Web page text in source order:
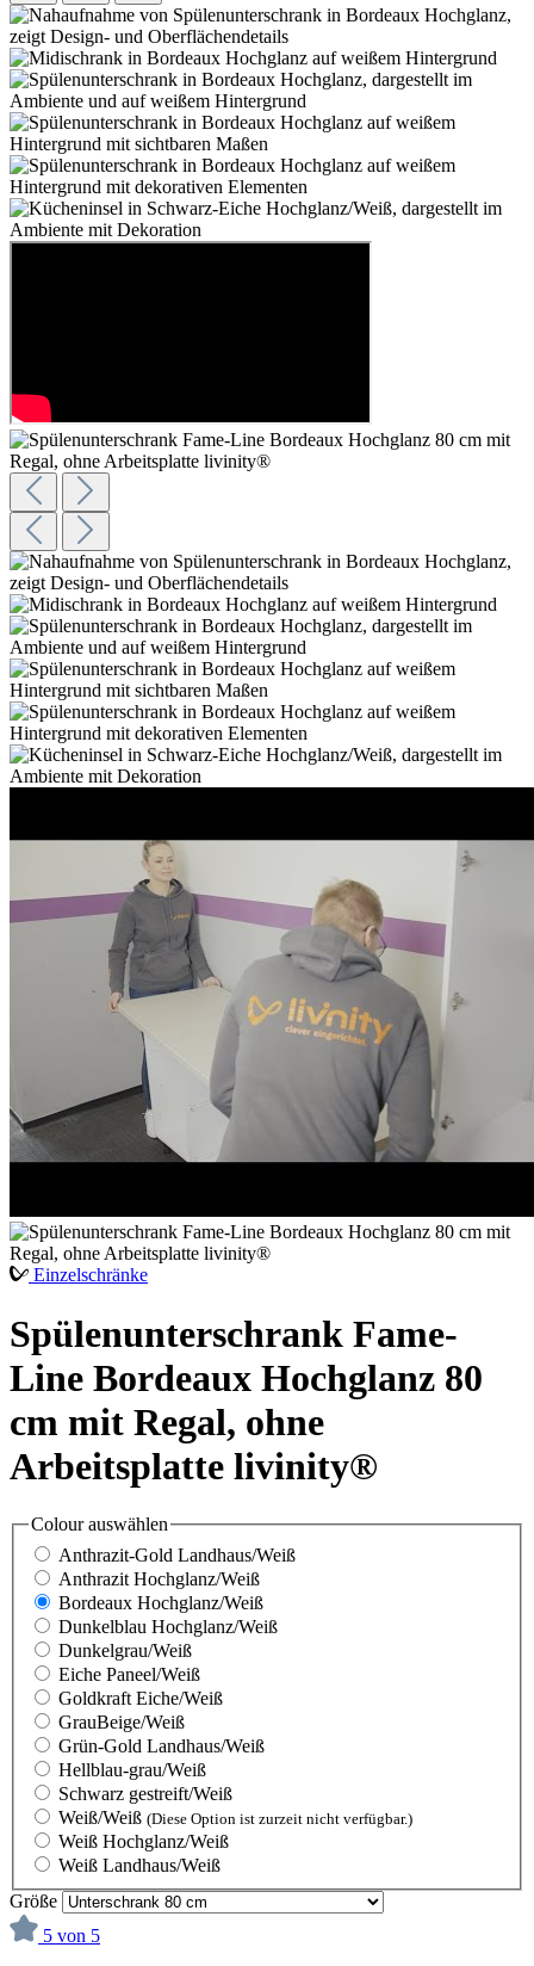
Einzelschränke
Spülenunterschrank Fame-
Line Bordeaux Hochglanz 80
cm mit Regal, ohne
Arbeitsplatte livinity®
Colourauswählen
Anthrazit-Gold Landhaus/Weiß
Anthrazit Hochglanz/Weiß
Bordeaux Hochglanz/Weiß
Dunkelblau Hochglanz/Weiß
Dunkelgrau/Weiß
Eiche Paneel/Weiß
Goldkraft Eiche/Weiß
GrauBeige/Weiß
Grün-Gold Landhaus/Weiß
Hellblau-grau/Weiß
Schwarz gestreift/Weiß
Weiß/Weiß (Diese Option ist zurzeit nicht verfügbar.)
Weiß Hochglanz/Weiß
Weiß Landhaus/Weiß
Größe
5 von 5